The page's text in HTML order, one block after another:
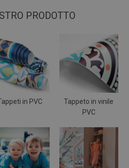
PRODOTTO
in PVC
Tappeto in vinile
PVC